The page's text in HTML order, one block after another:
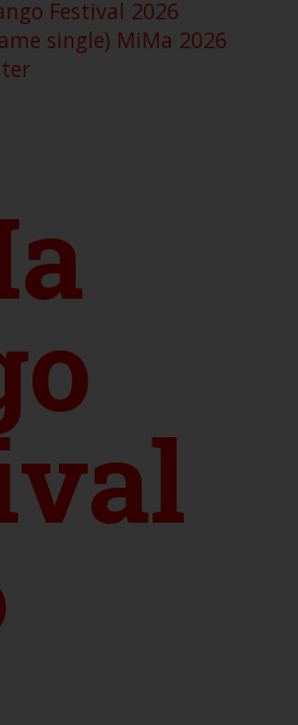
Festival 2026
single) MiMa 2026